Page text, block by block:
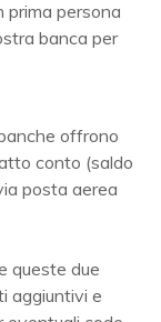
prima persona
banca per
banche offrono
conto (saldo
posta aerea
queste due
aggiuntivi e